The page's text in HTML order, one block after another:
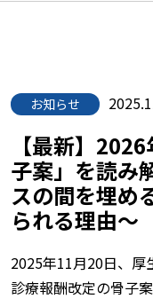
お知らせ
【最新】
子案」を読み
スの間を埋め
られる理由〜
2025年11月20日、厚
診療報酬改定の骨子